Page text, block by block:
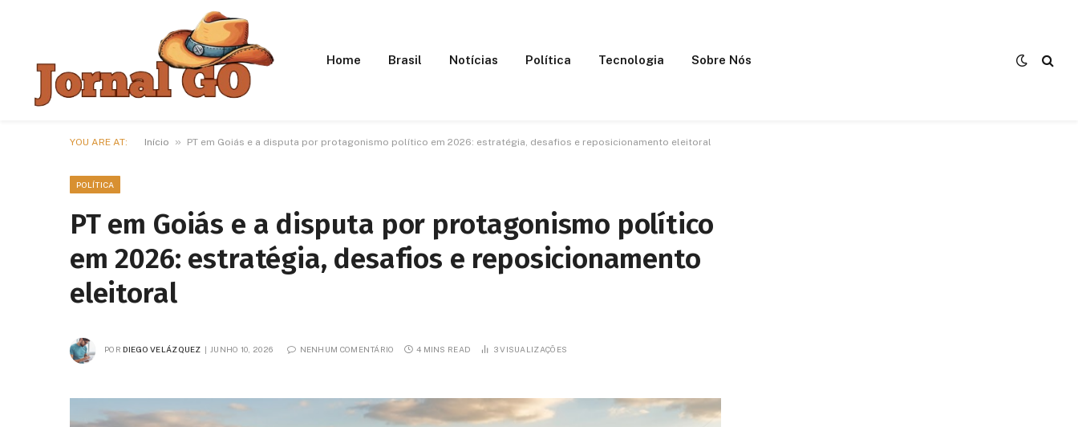
Home Brasil Notícias Política Tecnologia Sobre Nós
YOU ARE AT: Início » PT em Goiás e a disputa por protagonismo político em 2026: estratégia, desafios e reposicionamento eleitoral
POLÍTICA
PT em Goiás e a disputa por protagonismo político
em 2026: estratégia, desafios e reposicionamento
eleitoral
POR DIEGO VELÁZQUEZ JUNHO 10, 2026 NENHUM COMENTÁRIO 4 MINS READ 3VISUALIZAÇÕES